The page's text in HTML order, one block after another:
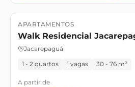
Lançamento Dezembro/27
APARTAMENTOS
Walk Residencial
Jacarepaguá
1 - 2 quartos 1 vagas 30 - 76 m²
A partir de